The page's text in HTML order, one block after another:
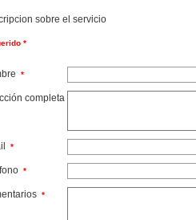
sobre el servicio
*
*
completa
*
*
*